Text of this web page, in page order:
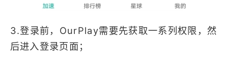
3.登录前，OurPlay需要先获取一系列权限，然
后进入登录页面；